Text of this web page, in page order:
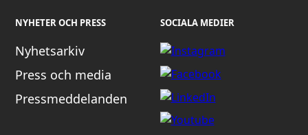
NYHETER OCH PRESS
Nyhetsarkiv
Press och media
Pressmeddelanden
SOCIALA MEDIER